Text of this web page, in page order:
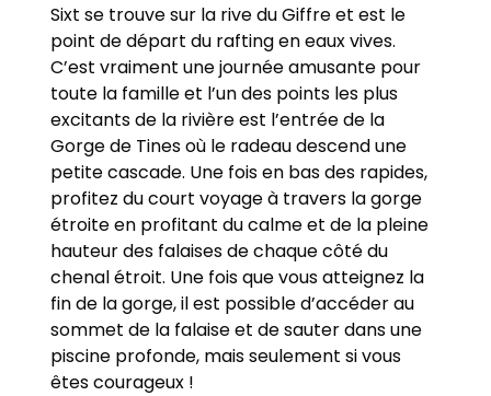
Sixt se trouve sur la rive du Giffre et est le
point de départ du rafting en eaux vives.
C’est vraiment une journée amusante pour
toute la famille et l’un des points les plus
excitants de la rivière est l’entrée de la
Gorge de Tines où le radeau descend une
petite cascade. Une fois en bas des rapides,
profitez du court voyage à travers la gorge
étroite en profitant du calme et de la pleine
hauteur des falaises de chaque côté du
chenal étroit. Une fois que vous atteignez la
fin de la gorge, il est possible d’accéder au
sommet de la falaise et de sauter dans une
piscine profonde, mais seulement si vous
êtes courageux !